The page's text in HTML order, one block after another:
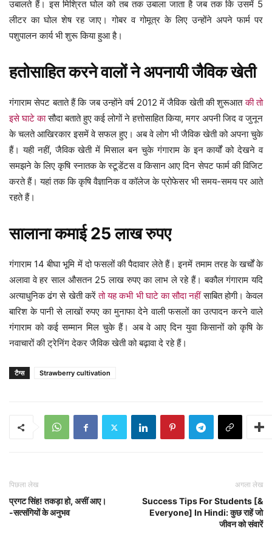
उबालते हैं। इस मिश्रित घोल को तब तक उबाला जाता है जब तक कि उसमें 5
लीटर का घोल शेष रह जाए। गोबर व गोमूत्र के लिए उन्होंने अपने फार्म पर
पशुपालन कार्य भी शुरू किया हुआ है।
हतोसाहित करने वालों ने अपनायी जैविक खेती
गंगाराम सेपट बताते हैं कि जब उन्होंने वर्ष 2012 में जैविक खेती की शुरूआतकी तो
इसे घाटे कासौदा बताते हुए कई लोगों ने हत्तोसाहित किया, मगर अपनी जिद व जुनून
के चलते आखिरकार इसमें वे सफल हुए। अब वे लोग भी जैविक खेती को अपना चुके
हैं। यही नहीं, जैविक खेती में मिसाल बन चुके गंगाराम के इन कार्यों को देखने व
समझने के लिए कृषि स्नातक के स्टूडेंटस व किसान आए दिन सेपट फार्म की विजिट
करते हैं। यहां तक कि कृषि वैज्ञानिक व कॉलेज के प्रोफेसर भी समय-समय पर आते
रहते हैं।
सालाना कमाई 25 लाख रुपए
गंगाराम 14 बीघा भूमि में दो फसलों की पैदावार लेते हैं। इनमें तमाम तरह के खर्चों के
अलावा वे हर साल औसतन 25 लाख रुपए का लाभ ले रहे हैं। बकौल गंगाराम यदि
अत्याधुनिक ढंग से खेती करेंतो यह कभी भी घाटे का सौदा नहींसाबित होगी। केवल
बारिश के पानी से लाखों रुपए का मुनाफा देने वाली फसलों का उत्पादन करने वाले
गंगाराम को कई सम्मान मिल चुके हैं। अब वे आए दिन युवा किसानों को कृषि के
नवाचारों की ट्रेनिंग देकर जैविक खेती को बढ़ावा दे रहे हैं।
टैग्स Strawberry cultivation
पिछला लेख
प्रगट सिंह! तकड़ा हो, असीं आए।
-सत्संगियों के अनुभव
अगला लेख
Success Tips For Students [&
Everyone] In Hindi: कुछ राहें जो
जीवन को संवारें